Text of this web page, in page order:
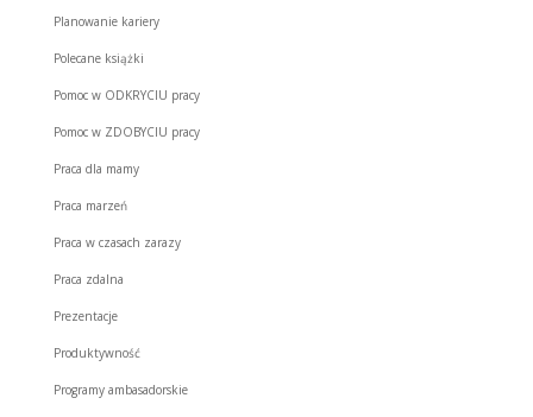
Planowanie kariery
Polecane książki
Pomoc w ODKRYCIU pracy
Pomoc w ZDOBYCIU pracy
Praca dla mamy
Praca marzeń
Praca w czasach zarazy
Praca zdalna
Prezentacje
Produktywność
Programy ambasadorskie